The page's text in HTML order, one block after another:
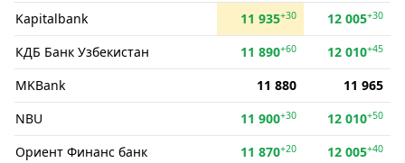
Kapitalbank 11 935+30 12 005+30
КДБ Банк Узбекистан 11 890+60 12 010+45
MKBank 11 880
11 965
NBU
11 900+30 12 010+50
Ориент Финанс банк 11 870+20 12 005+40